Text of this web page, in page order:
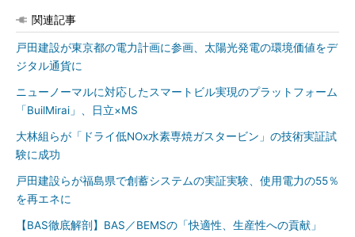
関連記事
戸田建設が東京都の電力計画に参画、太陽光発電の環境価値をデ
ジタル通貨に
ニューノーマルに対応したスマートビル実現のプラットフォーム
「BuilMirai」、日立×MS
大林組らが「ドライ低NOx水素専焼ガスタービン」の技術実証試
験に成功
戸田建設らが福島県で創蓄システムの実証実験、使用電力の55％
を再エネに
【BAS徹底解剖】BAS／BEMSの「快適性、生産性への貢献」